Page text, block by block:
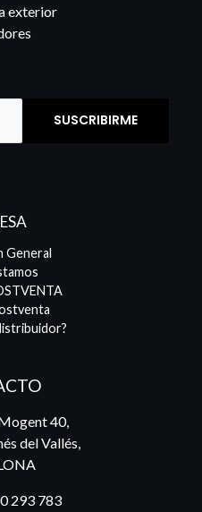
exterior
General
40,
del Vallés,
293 783